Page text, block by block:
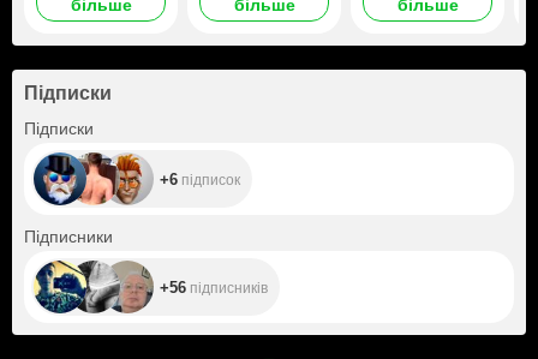
більше
більше
більше
Підписки
Підписки
+6 підписок
Підписники
+56 підписників